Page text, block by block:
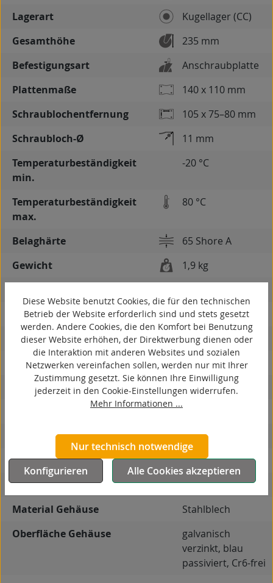
Lagerart
Kugellager (CC)
Gesamthöhe
235 mm
Befestigungsart
Anschraubplatte
Plattenmaße
140 x 110 mm
Schraublochentfernung
105 x 75–80 mm
Schraubloch-Ø
11 mm
Temperaturbeständigkeit
min.
-20 °C
Temperaturbeständigkeit
max.
80 °C
Belaghärte
65 Shore A
Gewicht
1,9 kg
kontaktverfärbungsfrei
antistatisch
ESD
elektrisch leitfähig
korrosionsbeständig
hitzebeständig
autoklaventauglich
Produkttyp
Bockrolle
Material Gehäuse
Stahlblech
Oberfläche Gehäuse
galvanisch
verzinkt, blau
passiviert, Cr6-frei
Diese Website benutzt Cookies, die für den technischen
Betrieb der Website erforderlich sind und stets gesetzt
werden. Andere Cookies, die den Komfort bei Benutzung
dieser Website erhöhen, der Direktwerbung dienen oder
die Interaktion mit anderen Websites und sozialen
Netzwerken vereinfachen sollen, werden nur mit Ihrer
Zustimmung gesetzt. Sie können Ihre Einwilligung
jederzeit in den Cookie-Einstellungen widerrufen.
Mehr Informationen ...
Nur technisch notwendige
Konfigurieren
Alle Cookies akzeptieren